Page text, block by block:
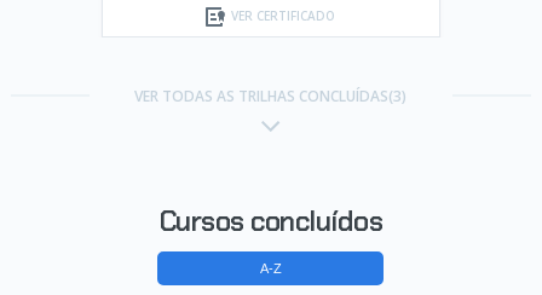
VER CERTIFICADO
VER TODAS AS TRILHAS CONCLUÍDAS(3)
Cursos concluídos
A-Z